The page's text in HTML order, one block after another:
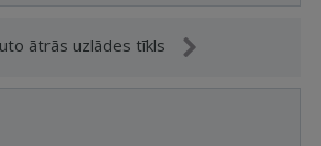
ātrās uzlādes tīkls